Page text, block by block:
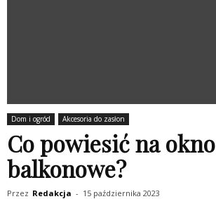
Dom i ogród Akcesoria do zasłon
Co powiesić na okno
balkonowe?
Przez Redakcja - 15 października 2023